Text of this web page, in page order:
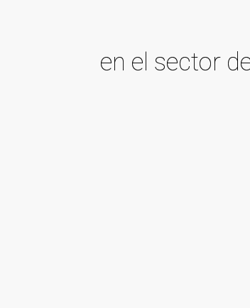
en el sector